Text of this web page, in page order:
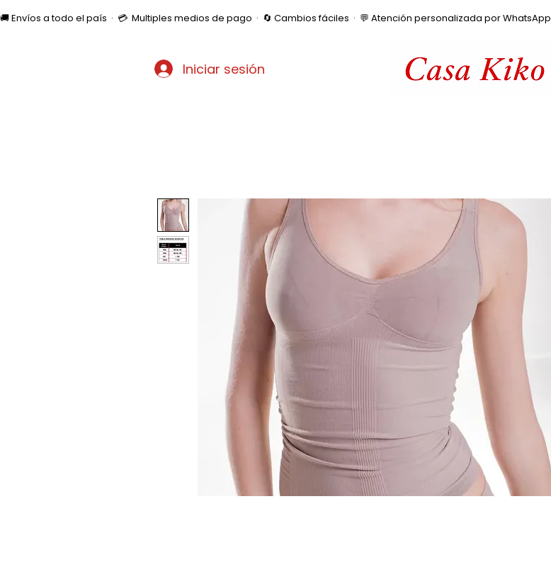
🚚 Envíos a todo el país  ·  💳  Multiples medios de pago  ·  🔄 Cambios fáciles  ·  💬 Atención personalizada por WhatsApp
Iniciar sesión